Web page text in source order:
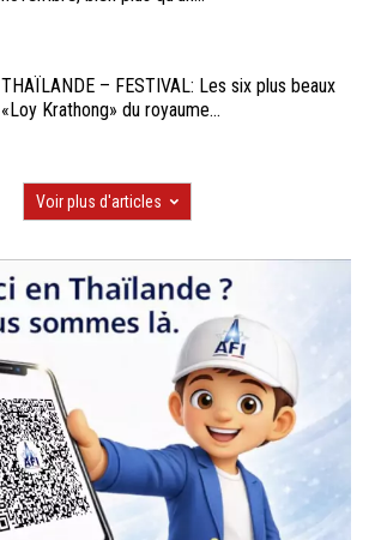
THAÏLANDE – FESTIVAL: Les six plus beaux
«Loy Krathong» du royaume...
Voir plus d'articles